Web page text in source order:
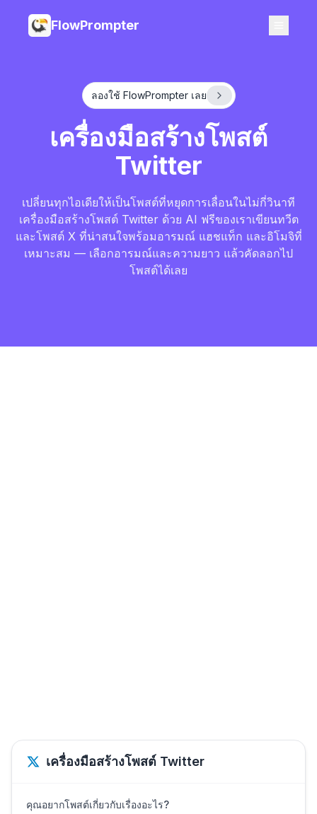
FlowPrompter
ลองใช้ FlowPrompter เลย
เครื่องมือสร้างโพสต์
Twitter
เปลี่ยนทุกไอเดียให้เป็นโพสต์ที่หยุดการเลื่อนในไม่กี่วินาที
เครื่องมือสร้างโพสต์ Twitter ด้วย AI ฟรีของเราเขียนทวีต
และโพสต์ X ที่น่าสนใจพร้อมอารมณ์ แฮชแท็ก และอิโมจิที่
เหมาะสม — เลือกอารมณ์และความยาว แล้วคัดลอกไป
โพสต์ได้เลย
เครื่องมือสร้างโพสต์ Twitter
คุณอยากโพสต์เกี่ยวกับเรื่องอะไร?